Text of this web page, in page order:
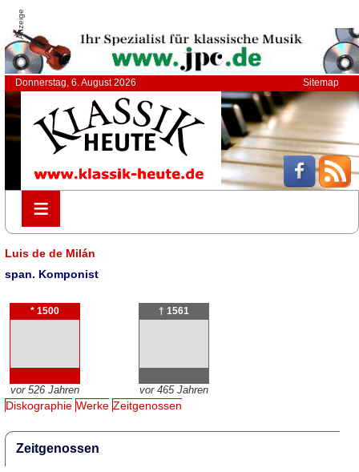
Anzeige
Donnerstag, 6. August 2026 Sitemap
≡
≡
Luis de de Milán
span. Komponist
* 1500
vor 526 Jahren
† 1561
vor 465 Jahren
Diskographie Werke Zeitgenossen
Zeitgenossen